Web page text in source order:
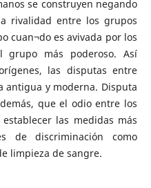
se construyen negando
rivalidad entre los grupos
cuan¬do es avivada por los
grupo más poderoso. Así
las disputas entre
antigua y moderna. Disputa
que el odio entre los
las medidas más
de discriminación como
limpieza de sangre.